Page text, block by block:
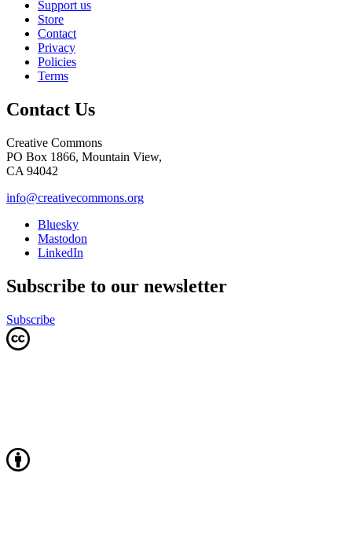
Support us
Store
Contact
Privacy
Policies
Terms
Contact Us
Creative Commons
PO Box 1866, Mountain View,
CA 94042
info@creativecommons.org
Bluesky
Mastodon
LinkedIn
Subscribe to our newsletter
Subscribe